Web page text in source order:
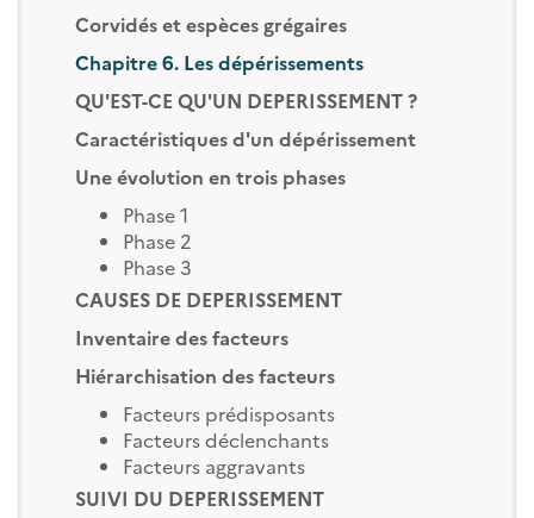
Corvidés et espèces grégaires
Chapitre 6. Les dépérissements
QU'EST-CE QU'UN DEPERISSEMENT ?
Caractéristiques d'un dépérissement
Une évolution en trois phases
Phase 1
Phase 2
Phase 3
CAUSES DE DEPERISSEMENT
Inventaire des facteurs
Hiérarchisation des facteurs
Facteurs prédisposants
Facteurs déclenchants
Facteurs aggravants
SUIVI DU DEPERISSEMENT